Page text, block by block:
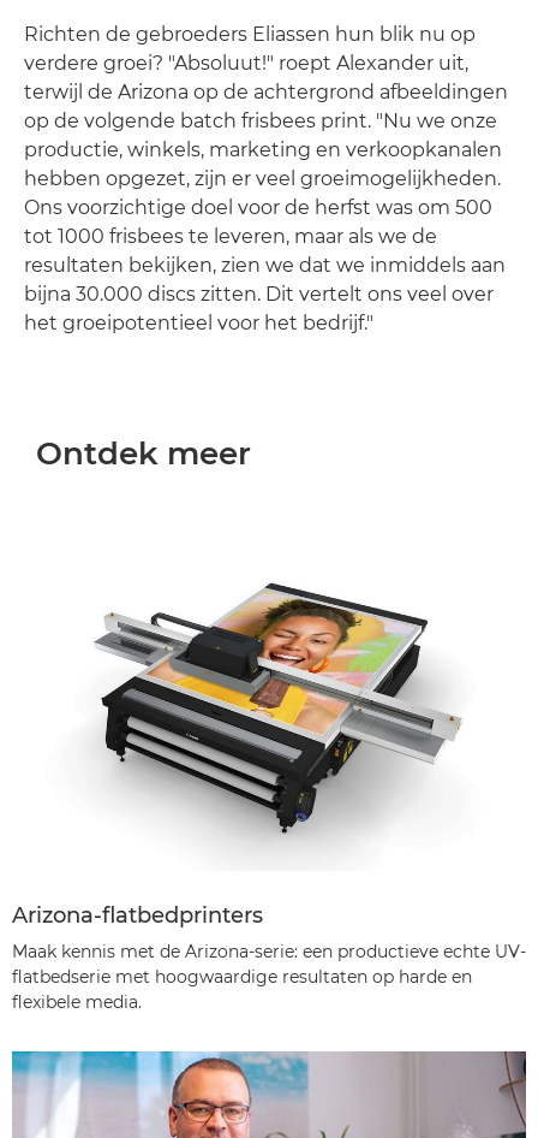
Richten de gebroeders Eliassen hun blik nu op
verdere groei? "Absoluut!" roept Alexander uit,
terwijl de Arizona op de achtergrond afbeeldingen
op de volgende batch frisbees print. "Nu we onze
productie, winkels, marketing en verkoopkanalen
hebben opgezet, zijn er veel groeimogelijkheden.
Ons voorzichtige doel voor de herfst was om 500
tot 1000 frisbees te leveren, maar als we de
resultaten bekijken, zien we dat we inmiddels aan
bijna 30.000 discs zitten. Dit vertelt ons veel over
het groeipotentieel voor het bedrijf."
Ontdek meer
Arizona-flatbedprinters
Maak kennis met de Arizona-serie: een productieve echte UV-
flatbedserie met hoogwaardige resultaten op harde en
flexibele media.